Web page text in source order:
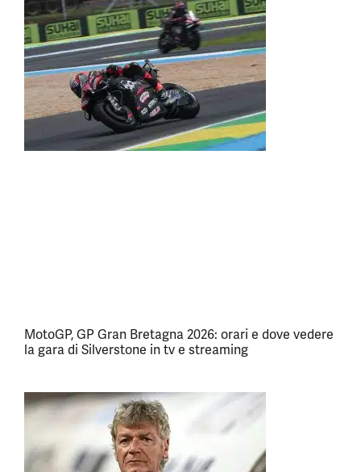
MotoGP, GP Gran Bretagna 2026: orari e dove vedere
la gara di Silverstone in tv e streaming